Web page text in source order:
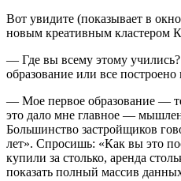
Вот увидите (показывает в
новым креативным кластером
— Где вы всему этому
образование или все построено
— Мое первое образование —
это дало мне главное —
Большинство застройщиков
лет». Спросишь: «Как вы это
купили за столько, аренда
показать полный массив